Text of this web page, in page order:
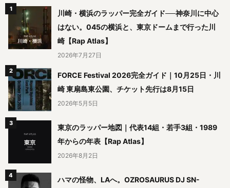
川崎・横浜のラッパー完全ガイド──神奈川に中心
はない。045の横浜と、東京ドームまで行った川
崎【Rap Atlas】
2026年7月27日
FORCE Festival 2026完全ガイド｜10月25日・川
崎 東扇島東公園、チケット先行は8月15日
2026年5月5日
東京のラッパー地図｜代表14組・若手3組・1989
年からの年表【Rap Atlas】
2026年8月2日
ハマの怪物、LAへ。OZROSAURUS DJ SN-